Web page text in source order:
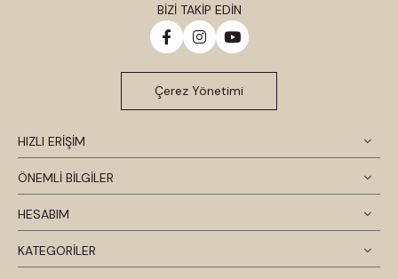
HIZLI ERİŞİM
ÖNEMLİ BİLGİLER
HESABIM
KATEGORİLER
BİZİ TAKİP EDİN
Çerez Yönetimi